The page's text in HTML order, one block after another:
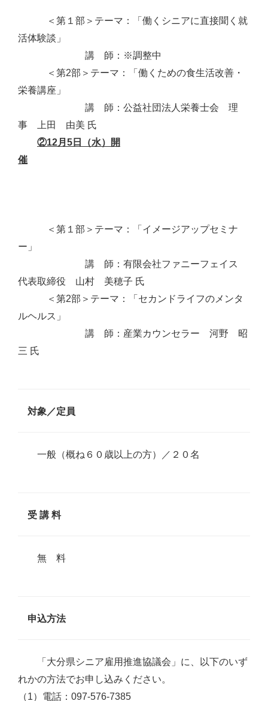
＜第１部＞テーマ：「働くシニアに直接聞く就
活体験談」
講 師：※調整中
＜第2部＞テーマ：「働くための食生活改善・
栄養講座」
講 師：公益社団法人栄養士会 理
事 上田 由美 氏
②12月5日（水）開
催
＜第１部＞テーマ：「イメージアップセミナ
ー」
講 師：有限会社ファニーフェイス
代表取締役 山村 美穂子 氏
＜第2部＞テーマ：「セカンドライフのメンタ
ルヘルス」
講 師：産業カウンセラー 河野 昭
三 氏
対象／定員
一般（概ね６０歳以上の方）／２０名
受 講 料
無 料
申込方法
「大分県シニア雇用推進協議会」に、以下のいず
れかの方法でお申し込みください。
（1）電話：097-576-7385